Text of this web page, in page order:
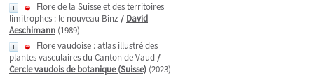
Flore de la Suisse et des territoires
limitrophes : le nouveau Binz/ David
Aeschimann (1989)
Flore vaudoise : atlas illustré des
plantes vasculaires du Canton de Vaud /
Cercle vaudois de botanique (Suisse) (2023)